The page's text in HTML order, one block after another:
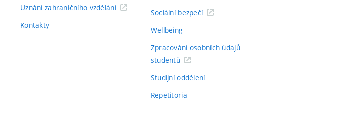
Uznání zahraničního vzdělání
Kontakty
Sociální bezpečí
Wellbeing
Zpracování osobních údajů
studentů
Studijní oddělení
Repetitoria